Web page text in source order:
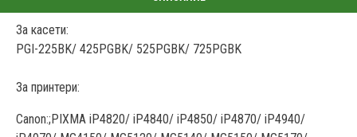
За касети:
PGI-225BK/ 425PGBK/ 525PGBK/ 725PGBK
За принтери:
Canon:;PIXMA iP4820/ iP4840/ iP4850/ iP4870/ iP4940/